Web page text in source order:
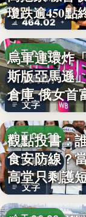
464.02
瓊跌逾450
今天 06:30
俄烏戰爭
文字
烏軍連環炸
斯版亞馬遜
倉庫 俄女首
今天 06:30
時事評論
文字
觀點投書：
食安防線？
高堂只剩護
責